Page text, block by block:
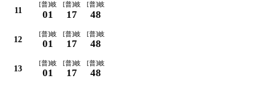
11
[普]岐
01
[普]岐
17
[普]岐
48
12
[普]岐
01
[普]岐
17
[普]岐
48
13
[普]岐
01
[普]岐
17
[普]岐
48